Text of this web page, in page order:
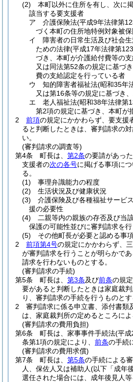
(2)
本町以外に住所を有し、次に
該当する要支援者
ア
介護保険法(平成9年法律第
づく本町の住所地特例対象被
イ
障害者の日常生活及び社会
ための法律(平成17年法律第
づき、本町が介護給付費等の
又は同法第52条の規定に基づ
費の支給認定を行っている者
ウ
知的障害者福祉法(昭和35年
又は第16条等の規定に基づき
エ
老人福祉法(昭和38年法律第
第2項の規定に基づき、本町が
2
前項の規定にかかわらず、要支援
ると判断したときは、審判請求の
い。
(審判請求の調査等)
第4条
町長は、 第2条の要請があっ
支援者の次の各号に掲げる事項に
る。
(1)
事理弁識能力の程度
(2)
生活状況及び健康状況
(3)
介護保険及び各種福祉サービ
援の必要性
(4)
二親等内の親族の存否及び当
保護の可能性並びに審判請求を
(5)
その他町長が必要と認める事
2
前項第4号の規定にかかわらず、
が審判請求を行うことが明らかで
請求を行わないものとする。
(審判請求の手続)
第5条
町長は、 第3条及び前条の規
要があると判断したときは家庭裁
り、審判請求の手続を行うものとす
2
審判請求に係る申立書、添付書類
は、家庭裁判所の定めるところによ
(審判請求の費用負担)
第6条
町長は、家事事件手続法(平成
条第1項の規定により、 前条の手続
(審判請求の費用求償)
第7条
町長は、 第5条の手続による
人、保佐人又は補助人(以下「成年
選任された場合には、成年後見人